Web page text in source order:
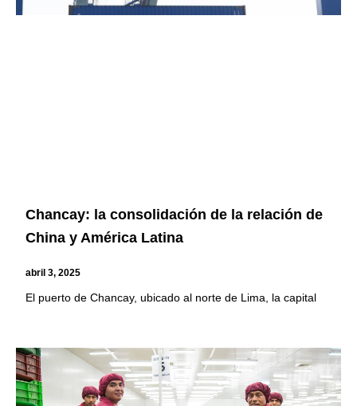
Chancay: la consolidación de la relación de
China y América Latina
abril 3, 2025
El puerto de Chancay, ubicado al norte de Lima, la capital